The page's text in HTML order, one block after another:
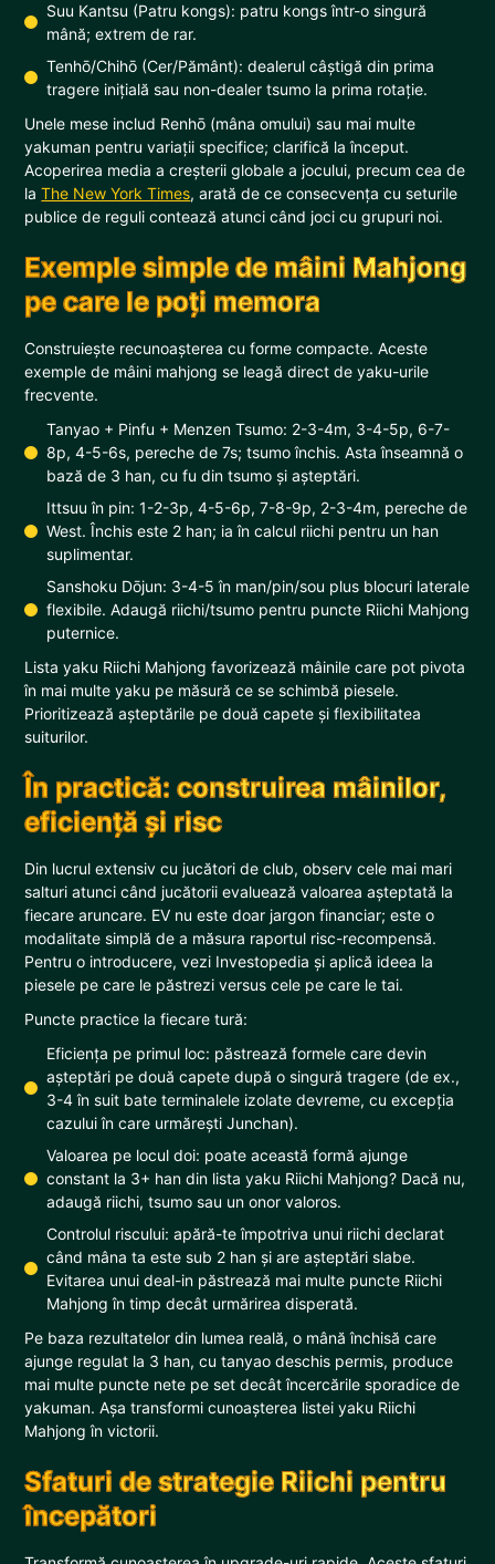
Suu Kantsu (Patru kongs): patru kongs într-o singură
mână; extrem de rar.
Tenhō/Chihō (Cer/Pământ): dealerul câștigă din prima
tragere inițială sau non-dealer tsumo la prima rotație.
Unele mese includ Renhō (mâna omului) sau mai multe
yakuman pentru variații specifice; clarifică la început.
Acoperirea media a creșterii globale a jocului, precum cea de
laThe New York Times, arată de ce consecvența cu seturile
publice de reguli contează atunci când joci cu grupuri noi.
Exemple simple de mâini Mahjong
pe care le poți memora
Construiește recunoașterea cu forme compacte. Aceste
exemple de mâini mahjong se leagă direct de yaku-urile
frecvente.
Tanyao + Pinfu + Menzen Tsumo: 2-3-4m, 3-4-5p, 6-7-
8p, 4-5-6s, pereche de 7s; tsumo închis. Asta înseamnă o
bază de 3 han, cu fu din tsumo și așteptări.
Ittsuu în pin: 1-2-3p, 4-5-6p, 7-8-9p, 2-3-4m, pereche de
West. Închis este 2 han; ia în calcul riichi pentru un han
suplimentar.
Sanshoku Dōjun: 3-4-5 în man/pin/sou plus blocuri laterale
flexibile. Adaugă riichi/tsumo pentru puncte Riichi Mahjong
puternice.
Lista yaku Riichi Mahjong favorizează mâinile care pot pivota
în mai multe yaku pe măsură ce se schimbă piesele.
Prioritizează așteptările pe două capete și flexibilitatea
suiturilor.
În practică: construirea mâinilor,
eficiență și risc
Din lucrul extensiv cu jucători de club, observ cele mai mari
salturi atunci când jucătorii evaluează valoarea așteptată la
fiecare aruncare. EV nu este doar jargon financiar; este o
modalitate simplă de a măsura raportul risc-recompensă.
Pentru o introducere, vezi Investopedia și aplică ideea la
piesele pe care le păstrezi versus cele pe care le tai.
Puncte practice la fiecare tură:
Eficiența pe primul loc: păstrează formele care devin
așteptări pe două capete după o singură tragere (de ex.,
3-4 în suit bate terminalele izolate devreme, cu excepția
cazului în care urmărești Junchan).
Valoarea pe locul doi: poate această formă ajunge
constant la 3+ han din lista yaku Riichi Mahjong? Dacă nu,
adaugă riichi, tsumo sau un onor valoros.
Controlul riscului: apără-te împotriva unui riichi declarat
când mâna ta este sub 2 han și are așteptări slabe.
Evitarea unui deal-in păstrează mai multe puncte Riichi
Mahjong în timp decât urmărirea disperată.
Pe baza rezultatelor din lumea reală, o mână închisă care
ajunge regulat la 3 han, cu tanyao deschis permis, produce
mai multe puncte nete pe set decât încercările sporadice de
yakuman. Așa transformi cunoașterea listei yaku Riichi
Mahjong în victorii.
Sfaturi de strategie Riichi pentru
începători